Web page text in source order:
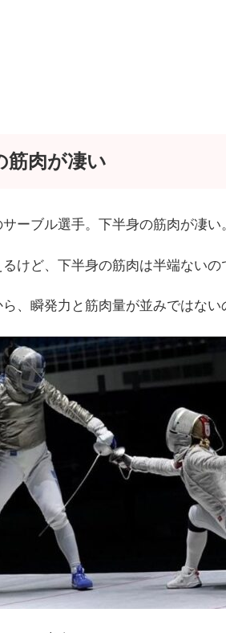
筋肉が凄い
ーブル選手。下半身の筋肉が凄い
けど、下半身の筋肉は半端ないの
、瞬発力と筋肉量が並みではない